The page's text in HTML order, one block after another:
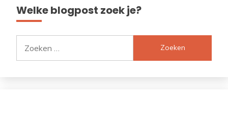
Welke blogpost zoek je?
naar: